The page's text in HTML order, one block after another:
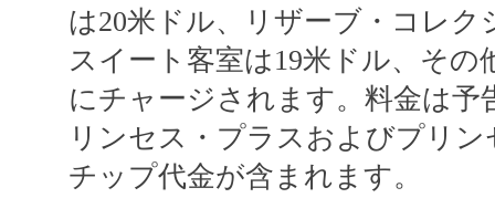
は20米ドル、リザーブ・コレ
スイート客室は19米ドル、その
にチャージされます。料金は
リンセス・プラスおよびプリ
チップ代金が含まれます。